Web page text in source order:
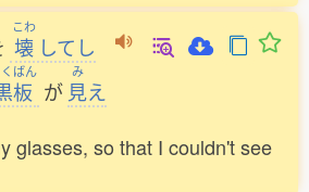
こわ
壊 してし
くばん
板 が
み
見え
glasses, so that I couldn't see